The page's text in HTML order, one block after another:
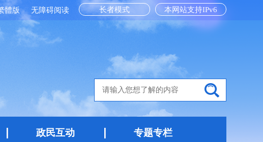
本网站支持IPv6
长者模式
體版 无障碍阅读
政民互动 专题专栏